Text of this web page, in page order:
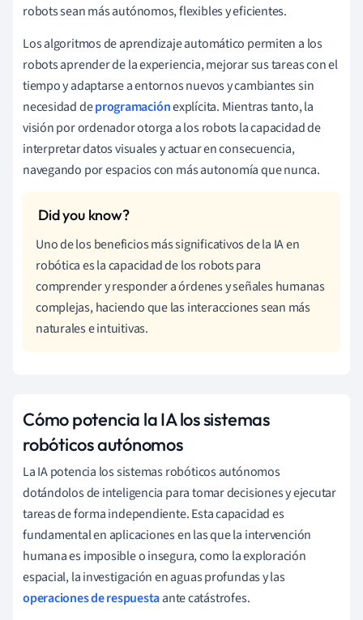
robots sean más autónomos, flexibles y eficientes.
Los algoritmos de aprendizaje automático permiten a los
robots aprender de la experiencia, mejorar sus tareas con el
tiempo y adaptarse a entornos nuevos y cambiantes sin
necesidad deprogramaciónexplícita. Mientras tanto, la
visión por ordenador otorga a los robots la capacidad de
interpretar datos visuales y actuar en consecuencia,
navegando por espacios con más autonomía que nunca.
Uno de los beneficios más significativos de la IA en
robótica es la capacidad de los robots para
comprender y responder a órdenes y señales humanas
complejas, haciendo que las interacciones sean más
naturales e intuitivas.
Cómo potencia la IA los sistemas
robóticos autónomos
La IA potencia los sistemas robóticos autónomos
dotándolos de inteligencia para tomar decisiones y ejecutar
tareas de forma independiente. Esta capacidad es
fundamental en aplicaciones en las que la intervención
humana es imposible o insegura, como la exploración
espacial, la investigación en aguas profundas y las
operaciones de respuestaante catástrofes.